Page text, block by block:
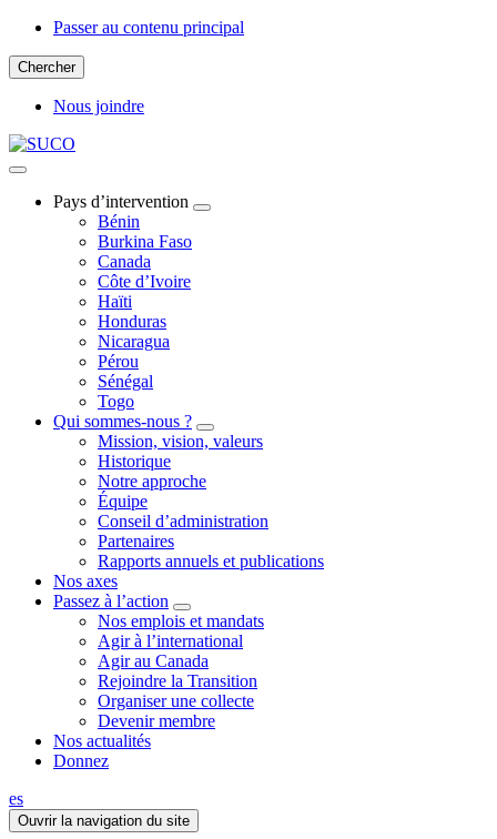
Passer au contenu principal
Chercher
Nous joindre
Pays d’intervention
Bénin
Burkina Faso
Canada
Côte d’Ivoire
Haïti
Honduras
Nicaragua
Pérou
Sénégal
Togo
Qui sommes-nous ?
Mission, vision, valeurs
Historique
Notre approche
Équipe
Conseil d’administration
Partenaires
Rapports annuels et publications
Nos axes
Passez à l’action
Nos emplois et mandats
Agir à l’international
Agir au Canada
Rejoindre la Transition
Organiser une collecte
Devenir membre
Nos actualités
Donnez
es
Ouvrir la navigation du site